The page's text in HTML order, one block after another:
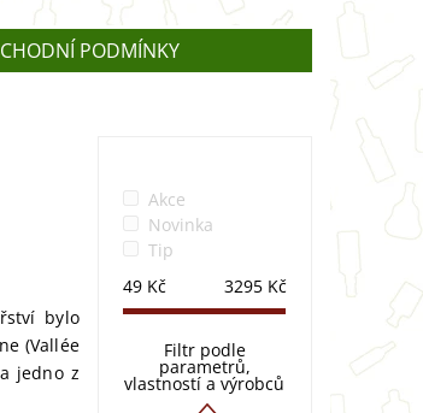
PODMÍNKY
bylo
(Vallée
jedno z
Akce
Novinka
Tip
49Kč 3295Kč
Filtr podle
parametrů,
vlastností a výrobců